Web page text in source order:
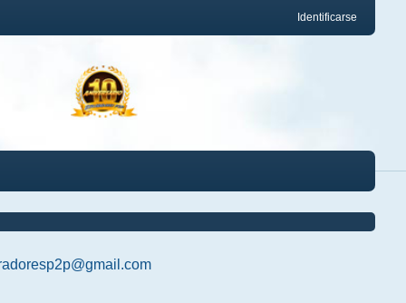
Identificarse